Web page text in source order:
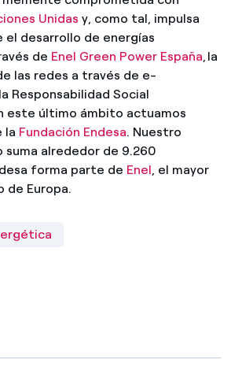
Unidas y, como tal, impulsa
el desarrollo de energías
de Enel Green Power España , la
las redes a través de e-
Responsabilidad Social
este último ámbito actuamos
la Fundación Endesa. Nuestro
suma alrededor de 9.260
forma parte de Enel , el mayor
de Europa.